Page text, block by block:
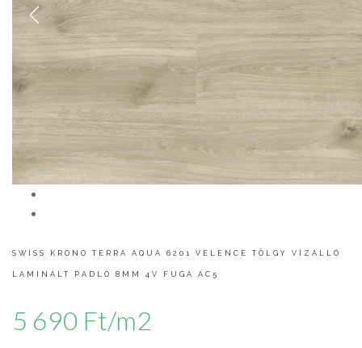
Previous
SWISS KRONO TERRA AQUA 6201 VELENCE TÖLGY VÍZÁLLÓ
LAMINÁLT PADLÓ 8MM 4V FUGA AC5
5 690 Ft/m2